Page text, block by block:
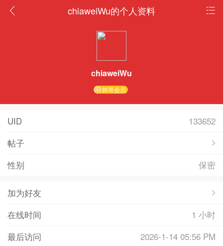
chiaweiWu的个人资料
chiaweiWu
帅哥会员
UID
133652
帖子
性别
保密
加为好友
在线时间
1 小时
最后访问
2026-1-14 05:56 PM